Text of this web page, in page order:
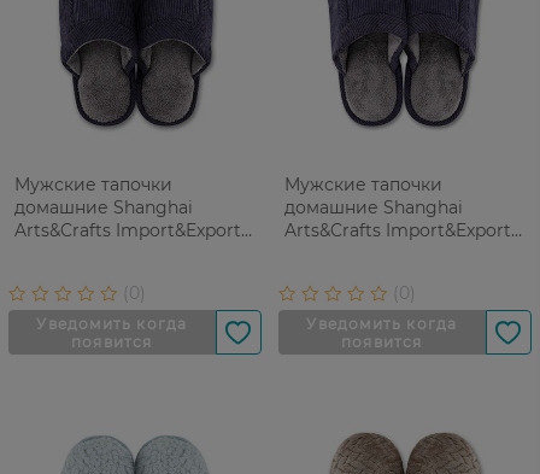
Мужские тапочки
домашние Shanghai
Arts&Crafts Import&Export
Мужские тапочки
домашние Shanghai
Arts&Crafts Import&Export